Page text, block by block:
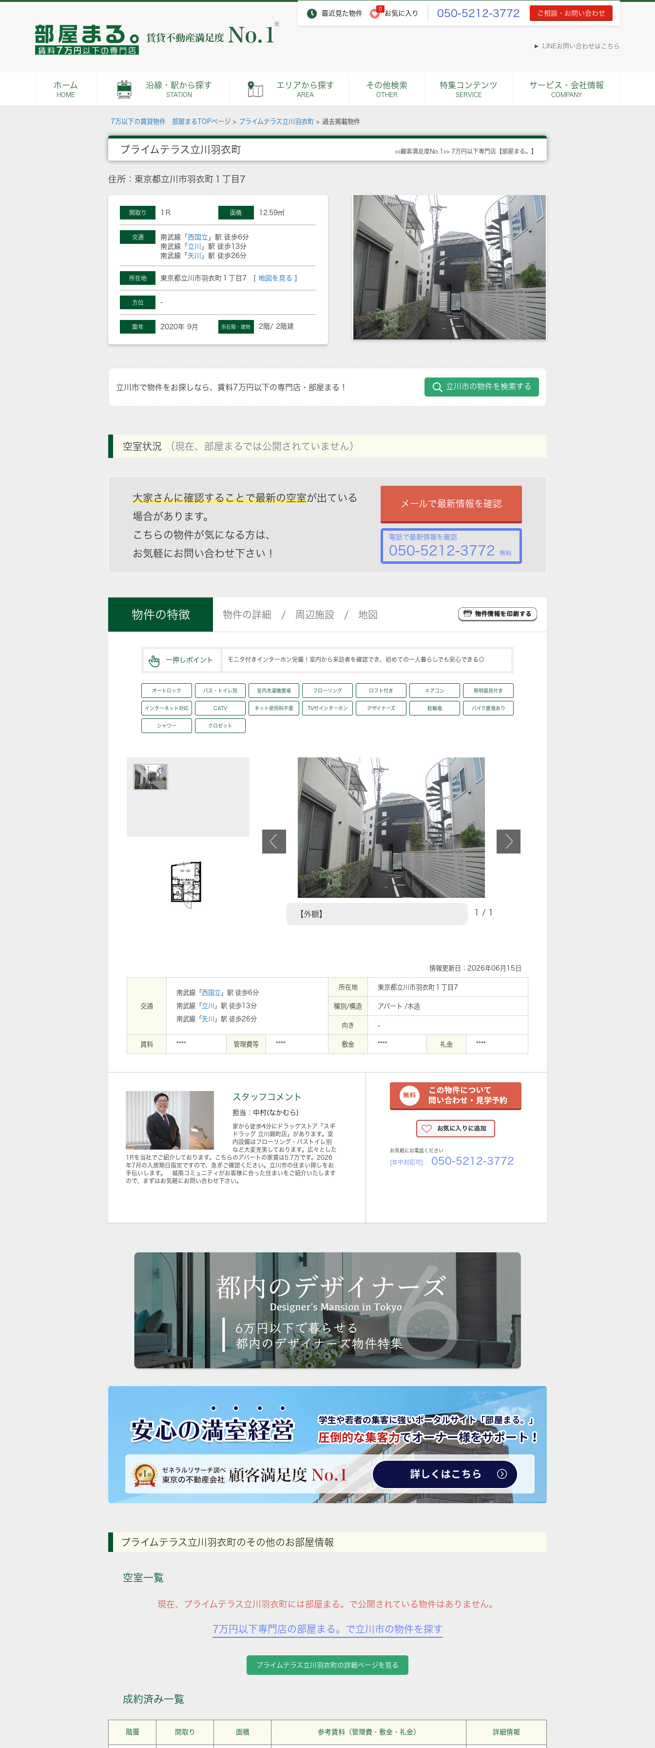
最近見た物件
0
お気に入り 050-5212-3772 ご相談・お問い合わせ
※
LINEお問い合わせはこちら
ホーム
HOME
沿線・駅から探す
STATION
エリアから探す
AREA
その他検索
OTHER
特集コンテンツ
SERVICE
サービス・会社情報
COMPANY
7万以下の賃貸物件 部屋まるTOPページ > プライムテラス立川羽衣町 > 過去掲載物件
プライムテラス立川羽衣町 <<顧客満足度No.1>> 7万円以下専門店【部屋まる。】
住所：東京都立川市羽衣町１丁目7
間取り 1Ｒ 面積 12.59㎡
交通 南武線「 西国立 」駅 徒歩6分
南武線「 立川
」駅 徒歩13分
南武線「 矢川 」駅 徒歩26分
所在地 東京都立川市羽衣町１丁目7 [ 地図を見る
方位 -
築年 2020年 9月 所在階・建物 2階/ 2階建
立川市で物件をお探しなら、賃料7万円以下の専門店・部屋まる！ 立川市の物件を検索する
空室状況 （現在、部屋まるでは公開されていません）
大家さんに確認することで最新の空室が出ている
場合があります。
こちらの物件が気になる方は、
お気軽にお問い合わせ下さい！
メールで最新情報を確認
電話で最新情報を確認
050-5212-3772 無料
物件の特徴 物件の詳細 周辺施設 地図
一押しポイント モニタ付きインターホン完備！室内から来訪者を確認でき、初めての一人暮らしでも安心できる◎
オートロック バス・トイレ別 室内洗濯機置場 フローリング ロフト付き エアコン 照明器具付き
インターネット対応 CATV ネット使用料不要 TV付インターホン デザイナーズ 駐輪場 バイク置場あり
シャワー クロゼット
【外観】 1 / 1
情報更新日：2026年06月15日
交通
南武線「 西国立 」駅 徒歩6分
南武線「 立川
」駅 徒歩13分
南武線「 矢川 」駅 徒歩26分
所在地 東京都立川市羽衣町１丁目7
種別/構造 アパート /木造
向き -
賃料 **** 管理費等 **** 敷金 **** 礼金 ****
スタッフコメント
担当：中村(なかむら)
家から徒歩4分にドラッグストア「スギ
ドラッグ 立川錦町店」があります。室
内設備はフローリング・バストイレ別
など大変充実しております。広々とした
1Rを当社でご紹介しております。こちらのアパートの家賃は5.7万です。2026
年7月の入居期日指定ですので、急ぎご確認ください。立川市の住まい探しをお
手伝いします。 城南コミュニティがお客様に合った住まいをご紹介いたします
ので、まずはお気軽にお問い合わせ下さい。
お気軽にお電話ください
[年中対応可] 050-5212-3772
プライムテラス立川羽衣町のその他のお部屋情報
空室一覧
現在、プライムテラス立川羽衣町には部屋まる。で公開されている物件はありません。
7万円以下専門店の部屋まる。で立川市の物件を探す
プライムテラス立川羽衣町の詳細ページを見る
成約済み一覧
階層 間取り 面積 参考賃料（管理費・敷金・礼金） 詳細情報